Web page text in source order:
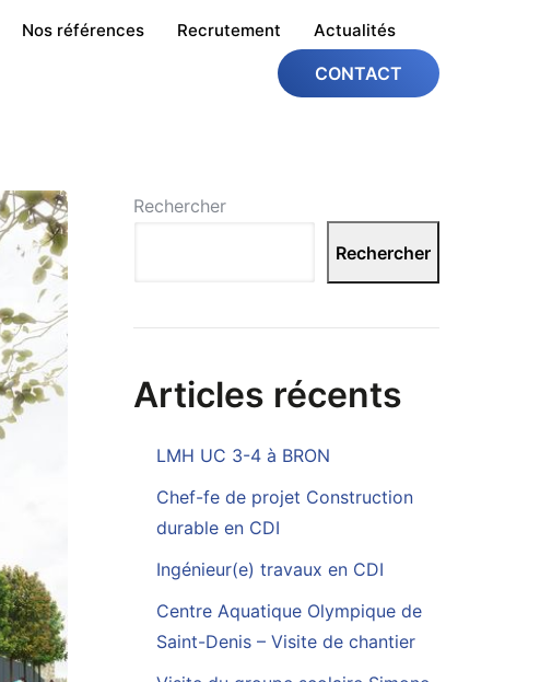
Nos références Recrutement Actualités
CONTACT
Rechercher
Rechercher
Articles récents
LMH UC 3-4 à BRON
Chef-fe de projet Construction
durable en CDI
Ingénieur(e) travaux en CDI
Centre Aquatique Olympique de
Saint-Denis – Visite de chantier